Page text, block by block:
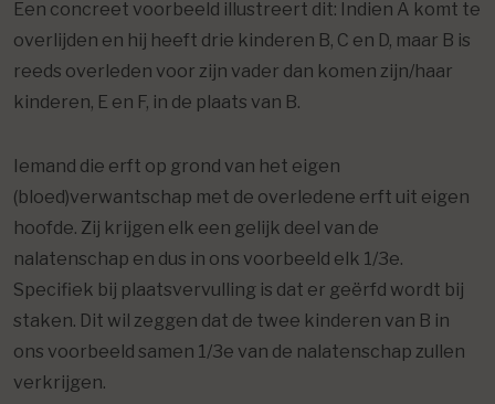
Een concreet voorbeeld illustreert dit: Indien A komt te
overlijden en hij heeft drie kinderen B, C en D, maar B is
reeds overleden voor zijn vader dan komen zijn/haar
kinderen, E en F, in de plaats van B.
Iemand die erft op grond van het eigen
(bloed)verwantschap met de overledene erft uit eigen
hoofde. Zij krijgen elk een gelijk deel van de
nalatenschap en dus in ons voorbeeld elk 1/3e.
Specifiek bij plaatsvervulling is dat er geërfd wordt bij
staken. Dit wil zeggen dat de twee kinderen van B in
ons voorbeeld samen 1/3e van de nalatenschap zullen
verkrijgen.